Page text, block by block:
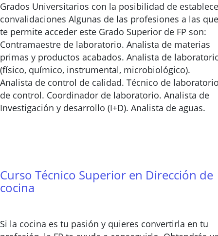
Grados Universitarios con la posibilidad de
convalidaciones Algunas de las profesiones a las que
te permite acceder este Grado Superior de FP son:
Contramaestre de laboratorio. Analista de materias
primas y productos acabados. Analista de
(físico, químico, instrumental, microbiológico).
Analista de control de calidad. Técnico de
de control. Coordinador de laboratorio. Analista de
Investigación y desarrollo (I+D). Analista de aguas.
Curso Técnico Superior en Dirección de
cocina
Si la cocina es tu pasión y quieres convertirla en tu